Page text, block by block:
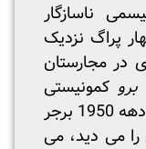
ناسازگار
1960 او به بهار پراگ نزدیک
در مجارستان
برو کمونیستی
چندان اعتقادی نداشت.( در اوایل دهه 1950 برجر
می دید، می